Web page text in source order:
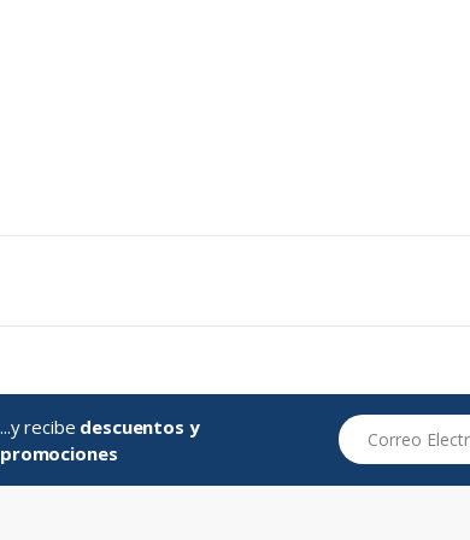
...y recibe descuentos y
promociones
Correo Electrónico